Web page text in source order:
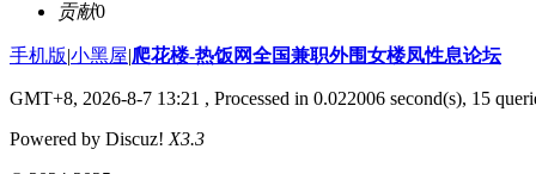
贡献0
手机版|小黑屋|爬花楼-热饭网全国兼职外围女楼凤性息论坛
GMT+8, 2026-8-7 13:21 , Processed in 0.022006 second(s), 15
Powered by Discuz! X3.3